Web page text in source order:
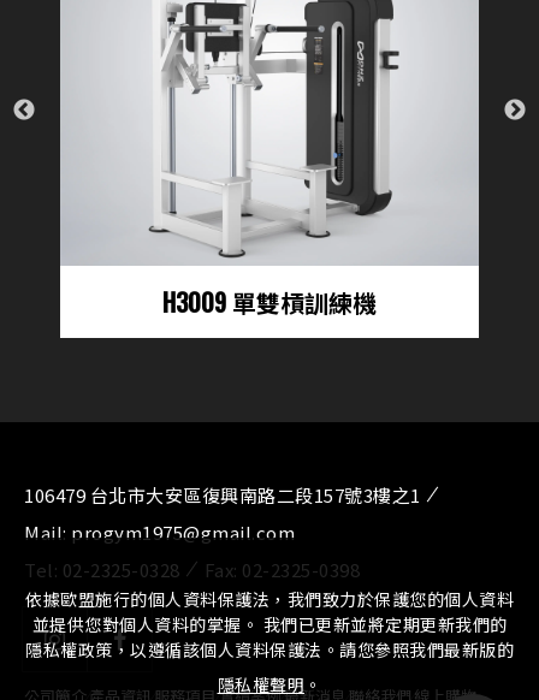
E3009 單雙槓訓練機
106479 台北市大安區復興南路二段157號3樓之1
Mail: progym1975@gmail.com
Tel: 02-2325-0328 Fax: 02-2325-0398
公司簡介 產品資訊 服務項目⁄實績案例⁄最新消息 聯絡我們 線上購物
依據歐盟施行的個人資料保護法，我們致力於保護您的個人資料
並提供您對個人資料的掌握。 我們已更新並將定期更新我們的
隱私權政策，以遵循該個人資料保護法。請您參照我們最新版的
隱私權聲明 。